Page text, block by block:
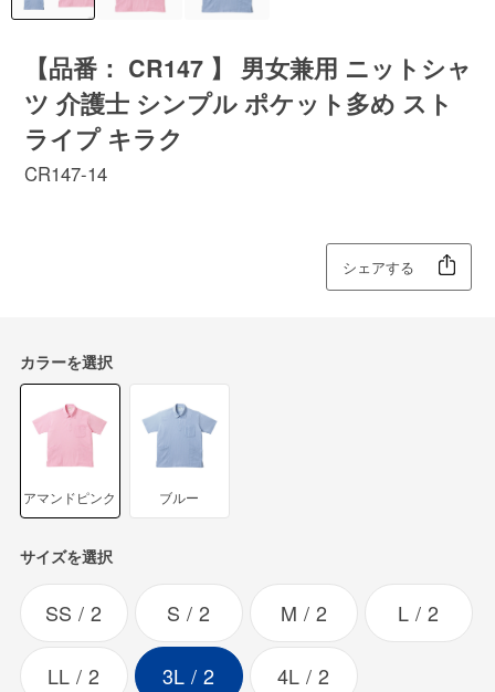
【品番： CR147 】 男女兼用 ニットシャ
ツ 介護士 シンプル ポケット多め スト
ライプ キラク
CR147-14
シェアする
カラーを選択
アマンドピンク ブルー
サイズを選択
SS 2 S 2 M 2 L 2
LL 2 3L 2 4L 2